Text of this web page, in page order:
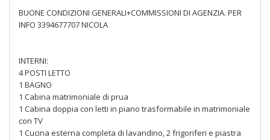
BUONE CONDIZIONI GENERALI+COMMISSIONI DI AGENZIA. PER
INFO 3394677707 NICOLA
INTERNI:
4 POSTI LETTO
1 BAGNO
1 Cabina matrimoniale di prua
1 Cabina doppia con letti in piano trasformabile in matrimoniale
con TV
1 Cucina esterna completa di lavandino, 2 frigoriferi e piastra